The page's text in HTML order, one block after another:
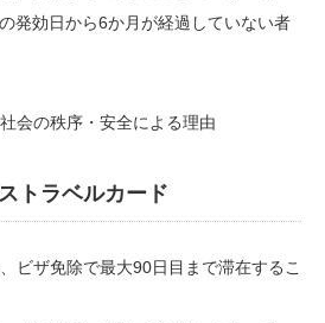
発効日から6か月が経過していない者
会の秩序・安全による理由
トラベルカード
ビザ免除で最大90日目まで滞在するこ